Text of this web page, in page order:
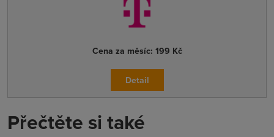
Cena za měsíc: 199 Kč
Detail
Přečtěte si také